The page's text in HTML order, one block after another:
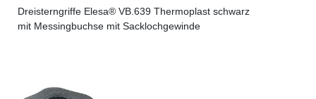
Dreisterngriffe Elesa® VB.639 Thermoplast schwarz
mit Messingbuchse mit Sacklochgewinde